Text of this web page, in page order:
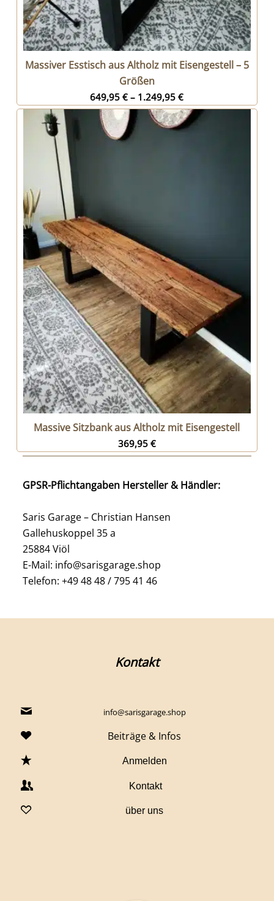
Massiver Esstisch aus Altholz mit Eisengestell – 5
Größen
649,95€ – 1.249,95€
Massive Sitzbank aus Altholz mit Eisengestell
369,95 €
GPSR-Pflichtangaben Hersteller & Händler:
Saris Garage – Christian Hansen
Gallehuskoppel 35 a
25884 Viöl
E-Mail: info@sarisgarage.shop
Telefon: +49 48 48 / 795 41 46
Kontakt
info@sarisgarage.shop
Beiträge & Infos
Anmelden
Kontakt
über uns